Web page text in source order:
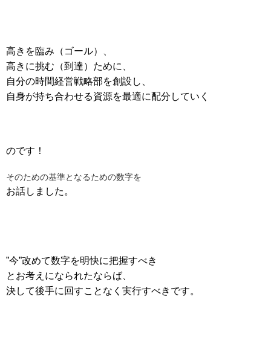
高きを臨み（ゴール）、
高きに挑む（到達）ために、
自分の時間経営戦略部を創設し、
自身が持ち合わせる資源を最適に配分していく
のです！
そのための基準となるための数字を
お話しました。
”今”改めて数字を明快に把握すべき
とお考えになられたならば、
決して後手に回すことなく実行すべきです。